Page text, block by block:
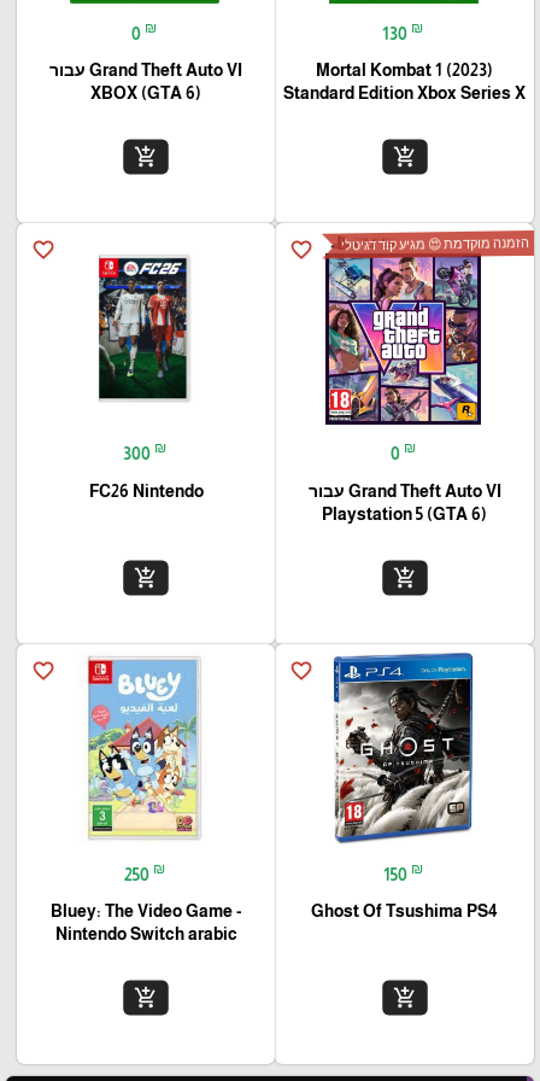
130 ₪
Mortal Kombat 1 (2023)
Standard Edition Xbox Series X
add_shopping_cart
0 ₪
Grand Theft Auto VI עבור
(XBOX (GTA 6
add_shopping_cart
favorite_border הזמנה מוקדמת 😍 מגיע קוד דגיטלי
0 ₪
Grand Theft Auto VI עבור
(Playstation 5 (GTA 6
add_shopping_cart
favorite_border
300 ₪
FC26 Nintendo
add_shopping_cart
favorite_border
150 ₪
Ghost Of Tsushima PS4
add_shopping_cart
favorite_border
250 ₪
Bluey: The Video Game -
Nintendo Switch arabic
add_shopping_cart